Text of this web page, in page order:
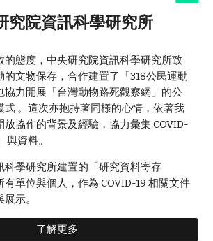
究院資訊科學研究所
的態度，中央研究院資訊科學研究所致
的文物保存，合作建置了「318公民運動
協力開展「台灣動物路死觀察網」的公
式 。這次亦抱持著同樣的心情，依著我
放協作的背景及經驗，協力彙集 COVID-
與資料。
科學研究所建置的「研究資料寄存
有單位與個人，作為 COVID-19 相關文件
示。
了解更多